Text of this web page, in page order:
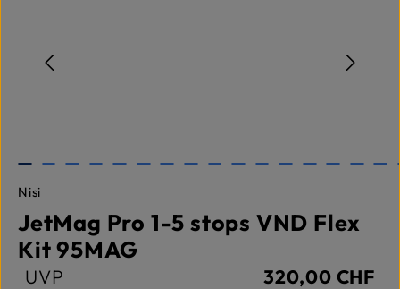
Nisi
JetMag Pro 1-5 stops VND Flex
Kit 95MAG
UVP 320,00 CHF